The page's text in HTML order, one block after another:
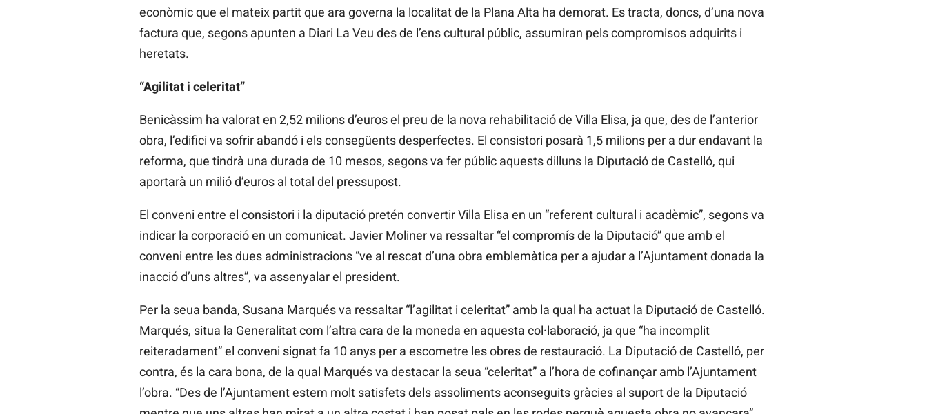
econòmic que el mateix partit que ara governa la localitat de la Plana Alta ha demorat. Es tracta, doncs, d’una nova
factura que, segons apunten a Diari La Veu des de l’ens cultural públic, assumiran pels compromisos adquirits i
heretats.
“Agilitat i celeritat”
Benicàssim ha valorat en 2,52 milions d’euros el preu de la nova rehabilitació de Villa Elisa, ja que, des de l’anterior
obra, l’edifici va sofrir abandó i els consegüents desperfectes. El consistori posarà 1,5 milions per a dur endavant la
reforma, que tindrà una durada de 10 mesos, segons va fer públic aquests dilluns la Diputació de Castelló, qui
aportarà un milió d’euros al total del pressupost.
El conveni entre el consistori i la diputació pretén convertir Villa Elisa en un “referent cultural i acadèmic”, segons va
indicar la corporació en un comunicat. Javier Moliner va ressaltar “el compromís de la Diputació” que amb el
conveni entre les dues administracions “ve al rescat d’una obra emblemàtica per a ajudar a l’Ajuntament donada la
inacció d’uns altres”, va assenyalar el president.
Per la seua banda, Susana Marqués va ressaltar “l’agilitat i celeritat” amb la qual ha actuat la Diputació de Castelló.
Marqués, situa la Generalitat com l’altra cara de la moneda en aquesta col·laboració, ja que “ha incomplit
reiteradament” el conveni signat fa 10 anys per a escometre les obres de restauració. La Diputació de Castelló, per
contra, és la cara bona, de la qual Marqués va destacar la seua “celeritat” a l’hora de cofinançar amb l’Ajuntament
l’obra. “Des de l’Ajuntament estem molt satisfets dels assoliments aconseguits gràcies al suport de la Diputació